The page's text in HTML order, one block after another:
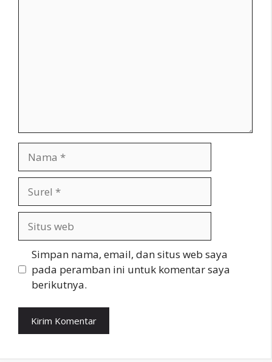
web
Simpan nama, email, dan situs web saya
pada peramban ini untuk komentar saya
berikutnya.